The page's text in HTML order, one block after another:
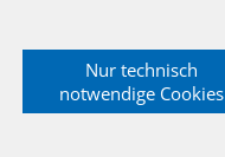
Nur technisch
notwendige Cookies